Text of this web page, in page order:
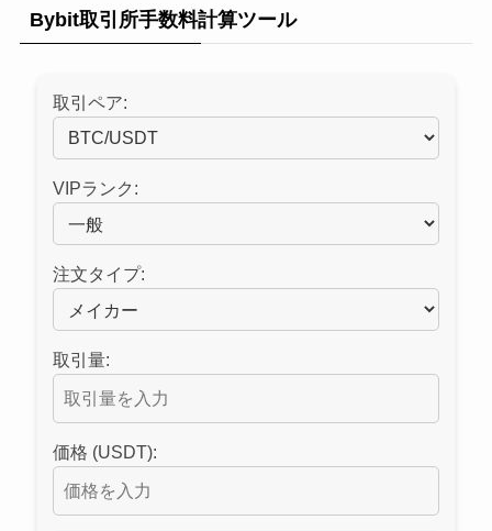
Bybit取引所手数料計算ツール
取引ペア:
VIPランク:
注文タイプ:
取引量:
価格 (USDT):